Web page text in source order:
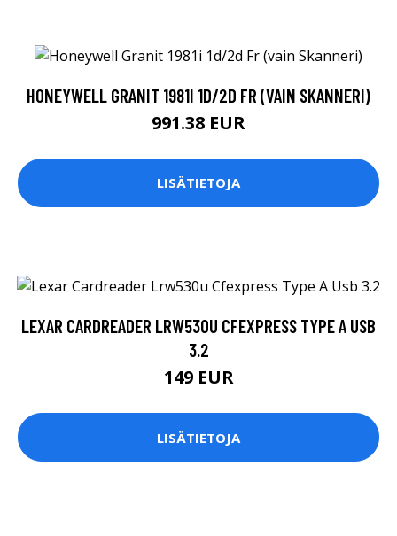
HONEYWELL GRANIT 1981I 1D/2D FR (VAIN SKANNERI)
991.38 EUR
LISÄTIETOJA
LEXAR CARDREADER LRW530U CFEXPRESS TYPE A USB
3.2
149 EUR
LISÄTIETOJA